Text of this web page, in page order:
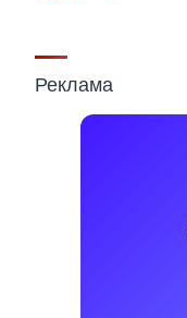
Реклама